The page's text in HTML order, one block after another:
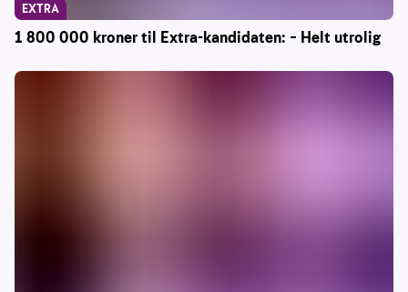
1 800 000 kroner til Extra-kandidaten: – Helt utrolig
EXTRA